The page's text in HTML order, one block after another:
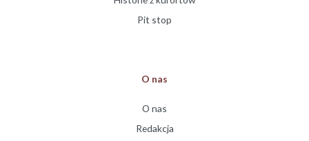
Pit stop
O nas
O nas
Redakcja